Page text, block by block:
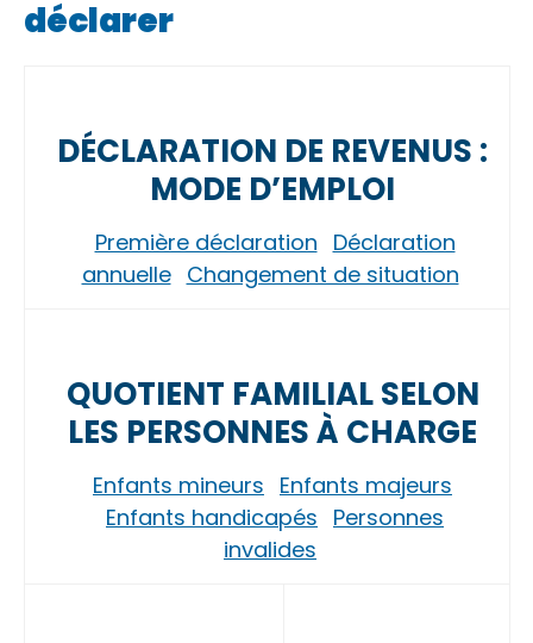
déclarer
DÉCLARATION DE REVENUS :
MODE D’EMPLOI
Première déclaration Déclaration
annuelle Changement de situation
QUOTIENT FAMILIAL SELON
LES PERSONNES À CHARGE
Enfants mineurs Enfants majeurs
Enfants handicapés Personnes
invalides